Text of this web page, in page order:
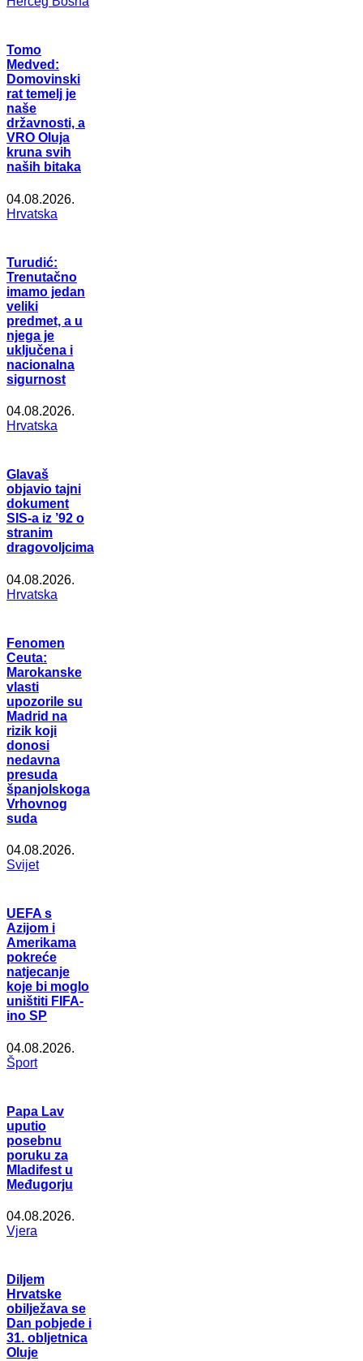
Tomo
Medved:
Domovinski
rat temelj je
naše
državnosti, a
VRO Oluja
kruna svih
naših bitaka
04.08.2026.
Hrvatska
Turudić:
Trenutačno
imamo jedan
veliki
predmet, a u
njega je
uključena i
nacionalna
sigurnost
04.08.2026.
Hrvatska
Glavaš
objavio tajni
dokument
SIS-a iz ’92 o
stranim
dragovoljcima
04.08.2026.
Hrvatska
Fenomen
Ceuta:
Marokanske
vlasti
upozorile su
Madrid na
rizik koji
donosi
nedavna
presuda
španjolskoga
Vrhovnog
suda
04.08.2026.
Svijet
UEFA s
Azijom i
Amerikama
pokreće
natjecanje
koje bi moglo
uništiti FIFA-
ino SP
04.08.2026.
Šport
Papa Lav
uputio
posebnu
poruku za
Mladifest u
Međugorju
04.08.2026.
Vjera
Diljem
Hrvatske
obilježava se
Dan pobjede i
31. obljetnica
Oluje